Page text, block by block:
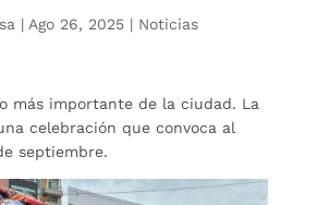
| Ago 26, 2025| Noticias
más importante de la ciudad. La
celebración que convoca al
septiembre.